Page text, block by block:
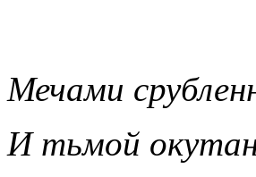
Мечами
И тьмой